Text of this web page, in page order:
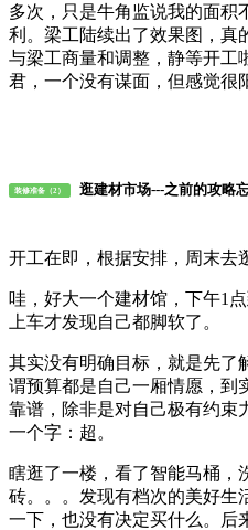
多次，只是牛角监说我的面积
利。梁工陆续出了效果图，真
与梁工商量和调整，静等开工
君，一个没有谋面，但感觉很
装修准备（2） 逛建材市场---之前的攻略
开工在即，根据安排，周末去
哇，好大一个建材馆，下午1
上车才发现自己都脚软了。
其实没有明确目标，就是先了
谓预算都是自己一厢情愿，到
靠谱，除非是对自己极有约束
一个字：超。
瞎逛了一楼，看了智能马桶，
砖。。。发现有档次的美好生
一下，也没有决定买什么。后